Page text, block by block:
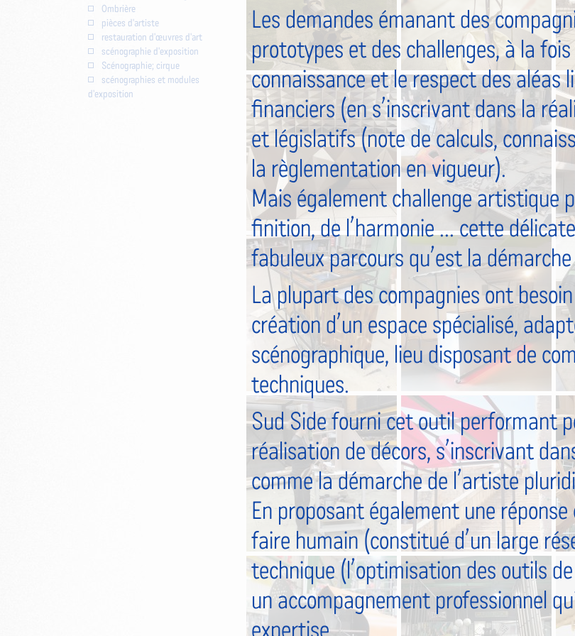
Les demandes émanant des
prototypes et des challenges, à la
connaissance et le respect des aléas
financiers (en s’inscrivant dans la
et législatifs (note de calculs,
la règlementation en vigueur).
Mais également challenge artistique
finition, de l’harmonie ... cette
fabuleux parcours qu’est la
La plupart des compagnies ont
création d’un espace spécialisé,
scénographique, lieu disposant de
techniques.
Sud Side fourni cet outil performant
réalisation de décors, s’inscrivant
comme la démarche de l’artiste
En proposant également une
faire humain (constitué d’un large
technique (l’optimisation des outils
un accompagnement professionnel
Ombrière
pièces d'artiste
restauration d'œuvres d'art
scénographie d'exposition
Scénographie; cirque
scénographies et modules
d'exposition